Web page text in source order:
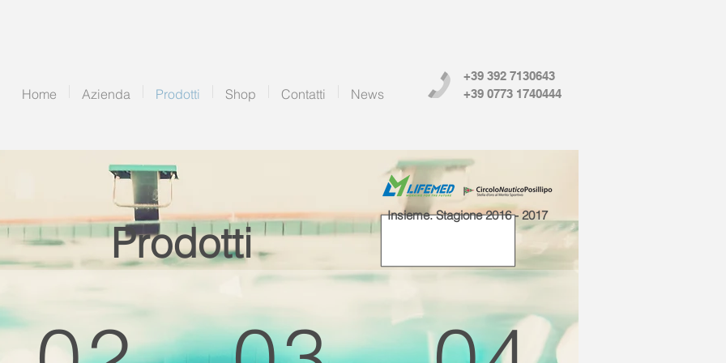
Home Azienda Prodotti Shop Contatti News
Prodotti
Insieme. Stagione 2016 - 2017
+39 392 7130643
+39 0773 1740444